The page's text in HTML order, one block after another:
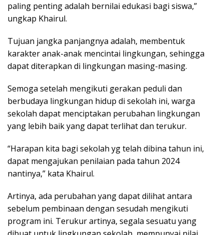
paling penting adalah bernilai edukasi bagi siswa,”
ungkap Khairul.
Tujuan jangka panjangnya adalah, membentuk
karakter anak-anak mencintai lingkungan, sehingga
dapat diterapkan di lingkungan masing-masing.
Semoga setelah mengikuti gerakan peduli dan
berbudaya lingkungan hidup di sekolah ini, warga
sekolah dapat menciptakan perubahan lingkungan
yang lebih baik yang dapat terlihat dan terukur.
“Harapan kita bagi sekolah yg telah dibina tahun ini,
dapat mengajukan penilaian pada tahun 2024
nantinya,” kata Khairul.
Artinya, ada perubahan yang dapat dilihat antara
sebelum pembinaan dengan sesudah mengikuti
program ini. Terukur artinya, segala sesuatu yang